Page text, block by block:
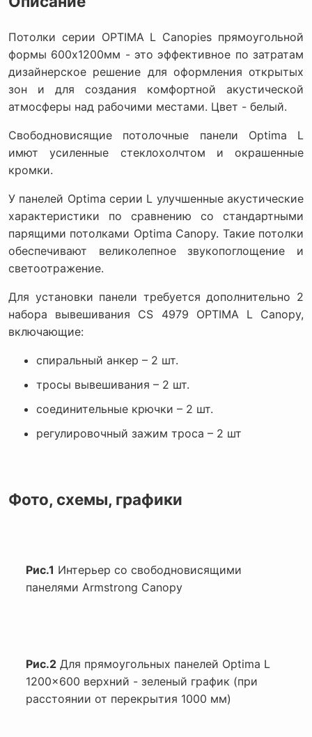
Потолки серии OPTIMA L Canopies прямоугольной
формы 600х1200мм - это эффективное по затратам
дизайнерское решение для оформления открытых
зон и для создания комфортной акустической
атмосферы над рабочими местами. Цвет - белый.
Свободновисящие потолочные панели Optima L
имют усиленные стеклохолчтом и окрашенные
кромки.
У панелей Optima серии L улучшенные акустические
характеристики по сравнению со стандартными
парящими потолками Optima Canopy. Такие потолки
обеспечивают великолепное звукопоглощение и
светоотражение.
Для установки панели требуется дополнительно 2
набора вывешивания CS 4979 OPTIMA L Canopy,
включающие:
спиральный анкер – 2 шт.
тросы вывешивания – 2 шт.
соединительные крючки – 2 шт.
регулировочный зажим троса – 2 шт
Фото, схемы, графики
Рис.1 Интерьер со свободновисящими
панелями Armstrong Canopy
Рис.2 Для прямоугольных панелей Optima L
1200x600 верхний - зеленый график (при
расстоянии от перекрытия 1000 мм)